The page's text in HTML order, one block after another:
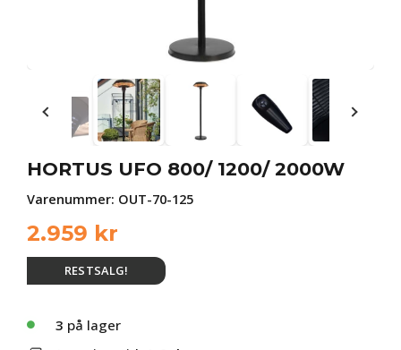
HORTUS UFO 800/ 1200/ 2000W
Varenummer: OUT-70-125
2.959 kr
RESTSALG!
3 på lager